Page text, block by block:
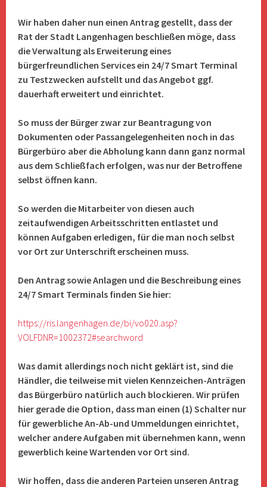
Wir haben daher nun einen Antrag gestellt, dass der
Rat der Stadt Langenhagen beschließen möge, dass
die Verwaltung als Erweiterung eines
bürgerfreundlichen Services ein 24/7 Smart Terminal
zu Testzwecken aufstellt und das Angebot ggf.
dauerhaft erweitert und einrichtet.
So muss der Bürger zwar zur Beantragung von
Dokumenten oder Passangelegenheiten noch in das
Bürgerbüro aber die Abholung kann dann ganz normal
aus dem Schließfach erfolgen, was nur der Betroffene
selbst öffnen kann.
So werden die Mitarbeiter von diesen auch
zeitaufwendigen Arbeitsschritten entlastet und
können Aufgaben erledigen, für die man noch selbst
vor Ort zur Unterschrift erscheinen muss.
Den Antrag sowie Anlagen und die Beschreibung eines
24/7 Smart Terminals finden Sie hier:
https://ris.langenhagen.de/bi/vo020.asp?
VOLFDNR=1002372#searchword
Was damit allerdings noch nicht geklärt ist, sind die
Händler, die teilweise mit vielen Kennzeichen-Anträgen
das Bürgerbüro natürlich auch blockieren. Wir prüfen
hier gerade die Option, dass man einen (1) Schalter nur
für gewerbliche An-Ab-und Ummeldungen einrichtet,
welcher andere Aufgaben mit übernehmen kann, wenn
gewerblich keine Wartenden vor Ort sind.
Wir hoffen, dass die anderen Parteien unseren Antrag